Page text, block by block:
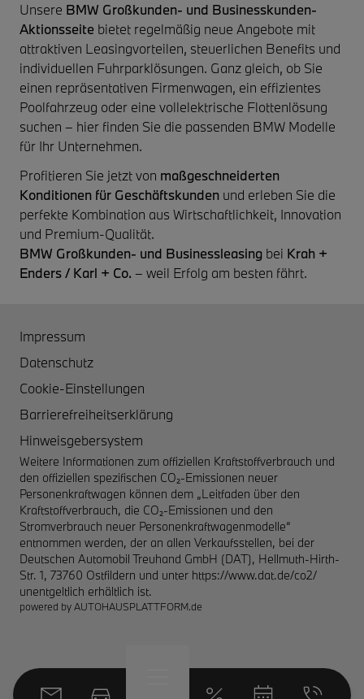
Unsere BMW Großkunden- und Businesskunden-
Aktionsseite bietet regelmäßig neue Angebote mit
attraktiven Leasingvorteilen, steuerlichen Benefits und
individuellen Fuhrparklösungen. Ganz gleich, ob Sie
einen repräsentativen Firmenwagen, ein effizientes
Poolfahrzeug oder eine vollelektrische Flottenlösung
suchen – hier finden Sie die passenden BMW Modelle
für Ihr Unternehmen.
Profitieren Sie jetzt von maßgeschneiderten
Konditionen für Geschäftskunden und erleben Sie die
perfekte Kombination aus Wirtschaftlichkeit, Innovation
und Premium-Qualität.
BMW Großkunden- und Businessleasing bei Krah +
Enders / Karl + Co. – weil Erfolg am besten fährt.
Impressum
Datenschutz
Cookie-Einstellungen
Barrierefreiheitserklärung
Hinweisgebersystem
Weitere Informationen zum offiziellen Kraftstoffverbrauch und
den offiziellen spezifischen CO₂-Emissionen neuer
Personenkraftwagen können dem „Leitfaden über den
Kraftstoffverbrauch, die CO₂-Emissionen und den
Stromverbrauch neuer Personenkraftwagenmodelle“
entnommen werden, der an allen Verkaufsstellen, bei der
Deutschen Automobil Treuhand GmbH (DAT), Hellmuth-Hirth-
Str. 1, 73760 Ostfildern und unter https://www.dat.de/co2/
unentgeltlich erhältlich ist.
powered byAUTOHAUSPLATTFORM.de